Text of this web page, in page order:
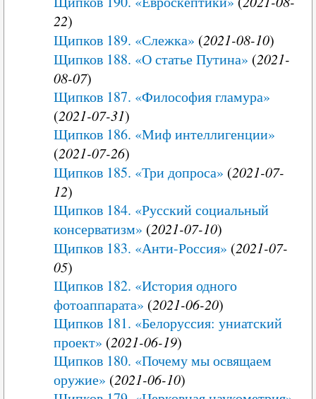
22)
Щипков 189. «Слежка» (2021-08-10)
Щипков 188. «О статье Путина» (2021-
08-07)
Щипков 187. «Философия гламура»
(2021-07-31)
Щипков 186. «Миф интеллигенции»
(2021-07-26)
Щипков 185. «Три допроса» (2021-07-
12)
Щипков 184. «Русский социальный
консерватизм» (2021-07-10)
Щипков 183. «Анти-Россия» (2021-07-
05)
Щипков 182. «История одного
фотоаппарата» (2021-06-20)
Щипков 181. «Белоруссия: униатский
проект» (2021-06-19)
Щипков 180. «Почему мы освящаем
оружие» (2021-06-10)